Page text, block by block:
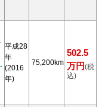
平成28
年
(2016
年)
75,200km
502.5
万円(税
込)